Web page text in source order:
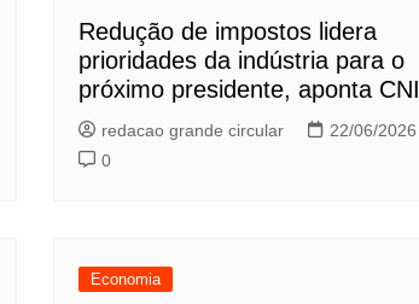
Redução de impostos lidera
prioridades da indústria para o
próximo presidente, aponta CNI
redacao grande circular
22/06/2026
0
Economia